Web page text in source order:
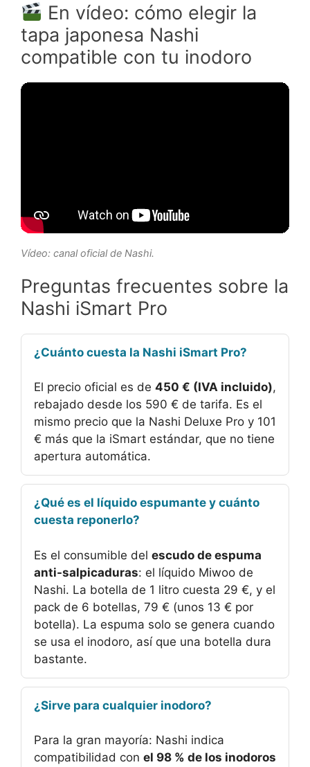
En vídeo: cómo elegir la
tapa japonesa Nashi
compatible con tu inodoro
Vídeo: canal oficial de Nashi.
Preguntas frecuentes sobre la
Nashi iSmart Pro
¿Cuánto cuesta la Nashi iSmart Pro?
El precio oficial es de 450 € (IVA incluido),
rebajado desde los 590 € de tarifa. Es el
mismo precio que la Nashi Deluxe Pro y 101
€ más que la iSmart estándar, que no tiene
apertura automática.
¿Qué es el líquido espumante y cuánto
cuesta reponerlo?
Es el consumible del escudo de espuma
anti-salpicaduras: el líquido Miwoo de
Nashi. La botella de 1 litro cuesta 29 €, y el
pack de 6 botellas, 79 € (unos 13 € por
botella). La espuma solo se genera cuando
se usa el inodoro, así que una botella dura
bastante.
¿Sirve para cualquier inodoro?
Para la gran mayoría: Nashi indica
compatibilidad con el 98 % de los inodoros